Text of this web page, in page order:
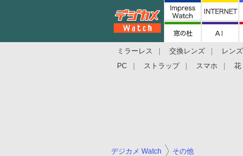
ミラーレス 交換レンズ レン
PC
ストラップ スマホ 花
デジカメ Watch その他